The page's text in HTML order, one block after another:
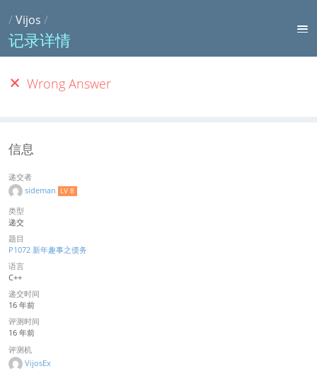
/Vijos /
记录详情
Wrong Answer
信息
递交者
sideman
LV 8
类型
递交
题目
P1072 新年趣事之债务
语言
C++
递交时间
16 年前
评测时间
16 年前
评测机
VijosEx